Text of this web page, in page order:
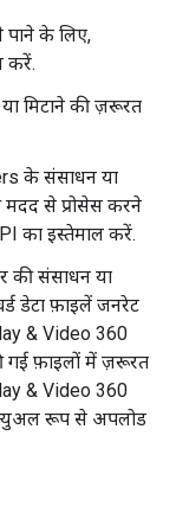
के लिए,
करें.
मिटाने की ज़रूरत
के संसाधन या
मदद से प्रोसेस करने
का इस्तेमाल करें.
की संसाधन या
डेटा फ़ाइलें जनरेट
& Video 360
गई फ़ाइलों में ज़रूरत
& Video 360
रूप से अपलोड